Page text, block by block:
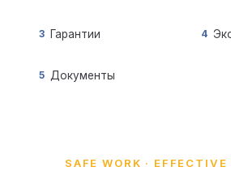
3 Гарантии 4
5 Документы
SAFE WORK · EFFECTIVE